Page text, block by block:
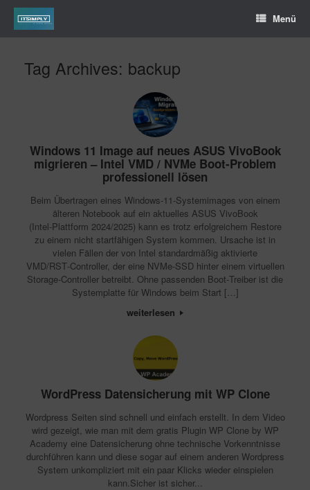
Menü
Tag Archives: backup
Windows 11 Image auf neues ASUS VivoBook
migrieren – Intel VMD / NVMe Boot-Problem
professionell lösen
Beim Übertragen eines Windows‑11‑Systemimages von einem
älteren Notebook auf ein aktuelles ASUS VivoBook
(Intel‑Plattform 2024/2025) kann es trotz erfolgreichem Restore
zu einem nicht startfähigen System kommen. Ursache ist in
vielen Fällen der von Intel standardmäßig aktivierte
VMD/RST‑Controller, der eine NVMe‑SSD hinter einem virtuellen
Storage‑Controller betreibt. Ohne passenden Boot‑Treiber ist die
Systemplatte für Windows beim Start […]
weiterlesen
WordPress Datensicherung mit WP Clone
Wordpress Seiten sind schnell und einfach erstellt. In dem Video
wird gezeigt, wie man mit dem gratis Plugin WP Clone by WP
Academy eine Datensicherung ohne technische Vorkenntnisse
durchführen kann und diese sogar auf einem anderen Wordpress
System unkompliziert mit ein paar Klicks wieder einspielen
kann.Sicher ist sicher...